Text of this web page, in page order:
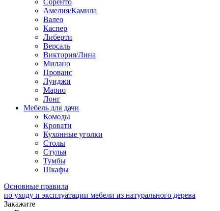
Соренто
Амелия/Камила
Валео
Каспер
Либерти
Версаль
Виктория/Лина
Милано
Прованс
Луиджи
Марио
Лонг
Мебель для дачи
Комоды
Кровати
Кухонные уголки
Столы
Стулья
Тумбы
Шкафы
Основные правила
по уходу и эксплуатации мебели из натурального дерева
Закажите